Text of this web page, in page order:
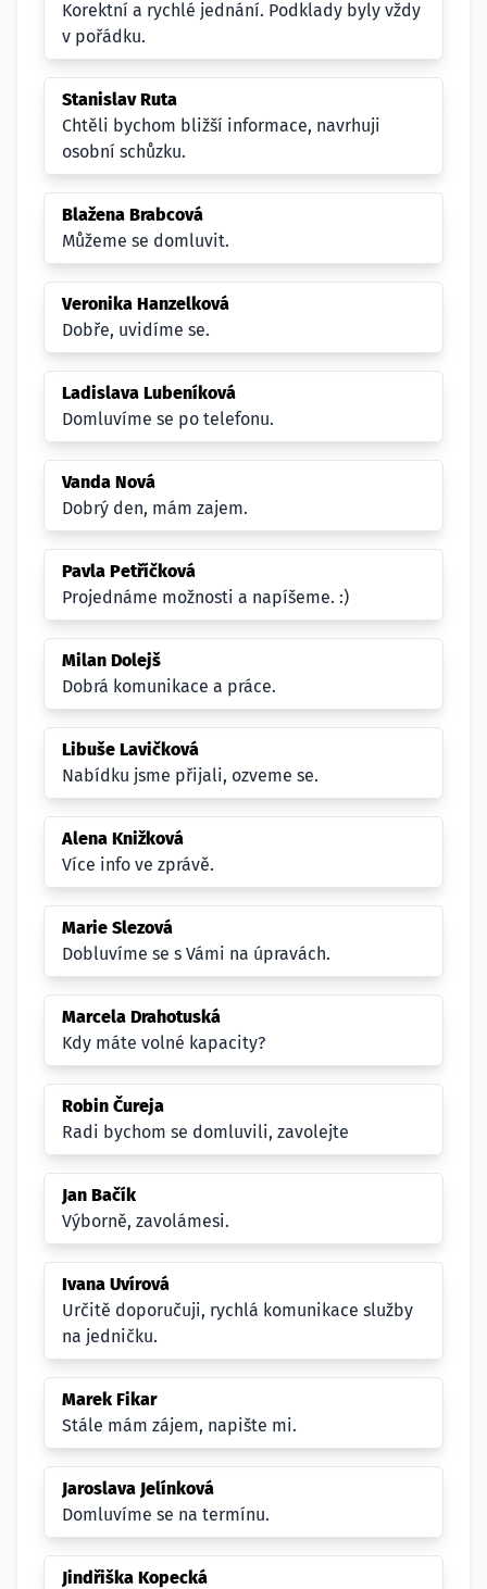
Korektní a rychlé jednání. Podklady byly vždy
v pořádku.
Stanislav Ruta
Chtěli bychom bližší informace, navrhuji
osobní schůzku.
Blažena Brabcová
Můžeme se domluvit.
Veronika Hanzelková
Dobře, uvidíme se.
Ladislava Lubeníková
Domluvíme se po telefonu.
Vanda Nová
Dobrý den, mám zajem.
Pavla Petříčková
Projednáme možnosti a napíšeme. :)
Milan Dolejš
Dobrá komunikace a práce.
Libuše Lavičková
Nabídku jsme přijali, ozveme se.
Alena Knižková
Více info ve zprávě.
Marie Slezová
Dobluvíme se s Vámi na úpravách.
Marcela Drahotuská
Kdy máte volné kapacity?
Robin Čureja
Radi bychom se domluvili, zavolejte
Jan Bačík
Výborně, zavolámesi.
Ivana Uvírová
Určitě doporučuji, rychlá komunikace služby
na jedničku.
Marek Fikar
Stále mám zájem, napište mi.
Jaroslava Jelínková
Domluvíme se na termínu.
Jindřiška Kopecká